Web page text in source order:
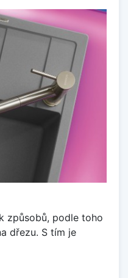
způsobů, podle toho
dřezu. S tím je